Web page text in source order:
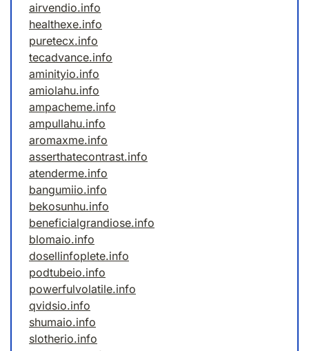
airvendio.info
healthexe.info
puretecx.info
tecadvance.info
aminityio.info
amiolahu.info
ampacheme.info
ampullahu.info
aromaxme.info
asserthatecontrast.info
atenderme.info
bangumiio.info
bekosunhu.info
beneficialgrandiose.info
blomaio.info
dosellinfoplete.info
podtubeio.info
powerfulvolatile.info
qvidsio.info
shumaio.info
slotherio.info